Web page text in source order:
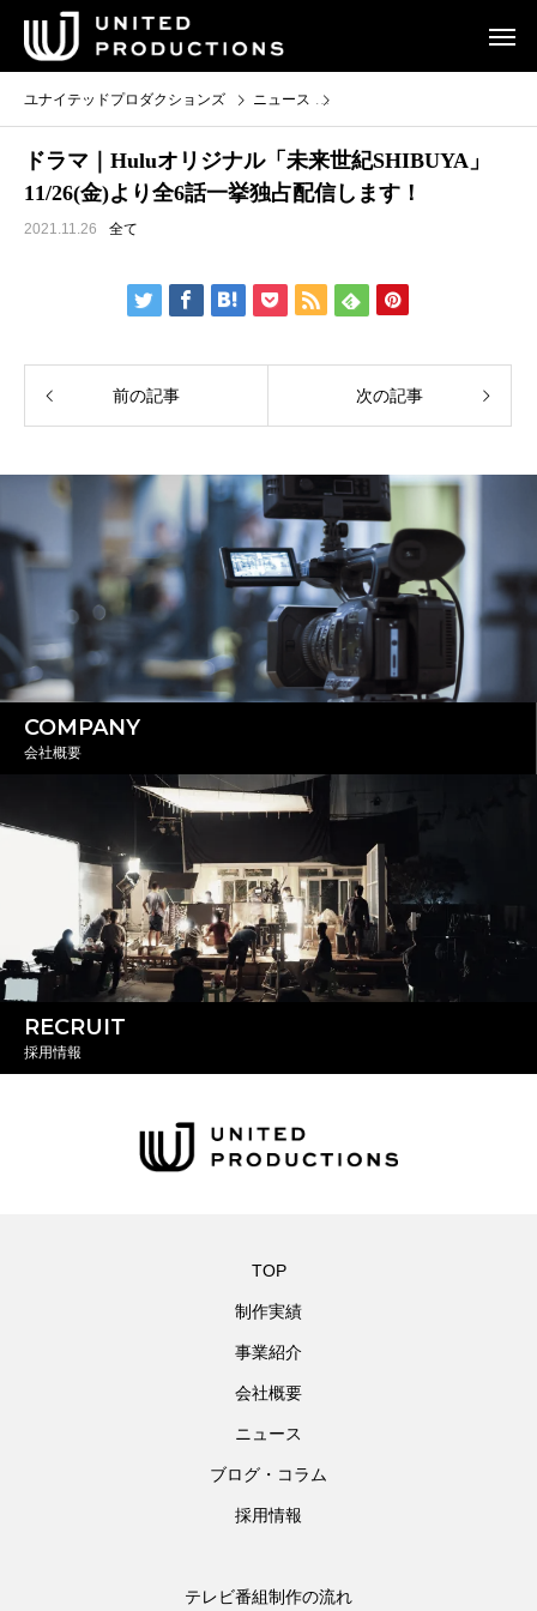
ユナイテッドプロダクションズ ニュース
ドラマ｜Huluオリジナル「未来世紀SHIBUYA」
11/26(金)より全6話一挙独占配信します！
2021.11.26 全て
前の記事 次の記事
COMPANY
会社概要
RECRUIT
採用情報
TOP
制作実績
事業紹介
会社概要
ニュース
ブログ・コラム
採用情報
テレビ番組制作の流れ